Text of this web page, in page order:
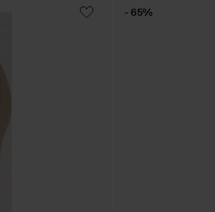
- 65%